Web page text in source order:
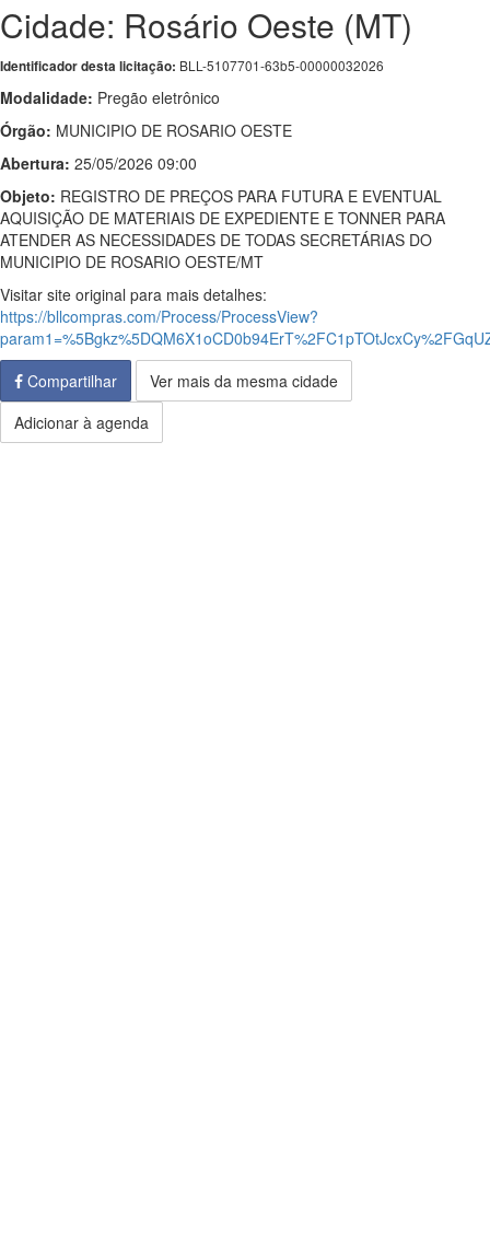
Cidade: Rosário Oeste (MT)
Identificador desta licitação: BLL-5107701-63b5-00000032026
Modalidade: Pregão eletrônico
Órgão: MUNICIPIO DE ROSARIO OESTE
Abertura: 25/05/2026 09:00
Objeto: REGISTRO DE PREÇOS PARA FUTURA E EVENTUAL
AQUISIÇÃO DE MATERIAIS DE EXPEDIENTE E TONNER PARA
ATENDER AS NECESSIDADES DE TODAS SECRETÁRIAS DO
MUNICIPIO DE ROSARIO OESTE/MT
Visitar site original para mais detalhes:
https://bllcompras.com/Process/ProcessView?
Compartilhar
Ver mais da mesma cidade
Adicionar à agenda